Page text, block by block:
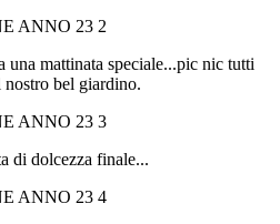
una mattinata speciale...pic nic tutti
nostro bel giardino.
di dolcezza finale...